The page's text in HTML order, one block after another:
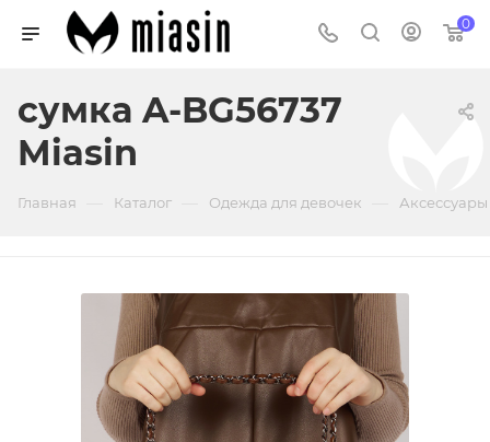
0
сумка A-BG56737
Miasin
Главная Каталог Одежда для девочек